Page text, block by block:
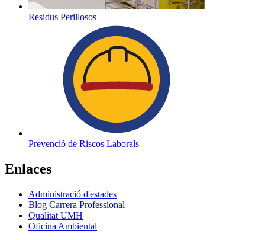
Residus Perillosos
Prevenció de Riscos Laborals
Enlaces
Administració d'estades
Blog Carrera Professional
Qualitat UMH
Oficina Ambiental